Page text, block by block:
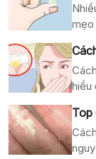
mẹo
hiểu
Top